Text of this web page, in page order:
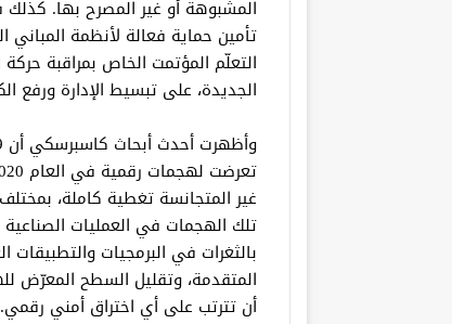
تأمين حماية فعالة لأنظمة
التعلّم المؤتمت الخاص بمراقبة حركة
الجديدة، على تبسيط الإدارة ورفع
غير المتجانسة تغطية كاملة،
تلك الهجمات في العمليات
بالثغرات في البرمجيات
المتقدمة، وتقليل السطح المعرّض
أن تترتب على أي اختراق أمني رقمي.